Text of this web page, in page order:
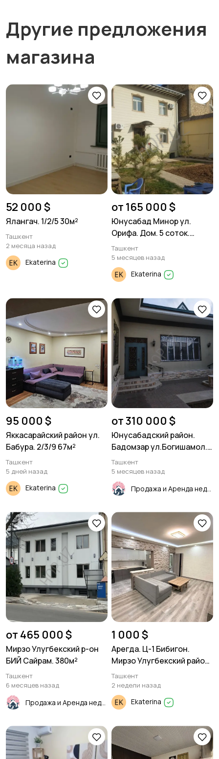
Другие предложения
магазина
52 000 $
Ялангач. 1/2/5 30м²
Ташкент
2 месяца назад
Ekaterina
от 165 000 $
Юнусабад Минор ул.
Орифа. Дом. 5 соток.
200м²
Ташкент
5 месяцев назад
Ekaterina
95 000 $
Яккасарайский район ул.
Бабура. 2/3/9 67м²
Ташкент
5 дней назад
Ekaterina
от 310 000 $
Юнусабадский район.
Бадомзар ул.Богишамол.
Продается Дом 2 - уровня.
156м².
Ташкент
5 месяцев назад
от 465 000 $
Мирзо Улугбекский р-он
БИЙ Сайрам. 380м²
Ташкент
6 месяцев назад
1 000 $
Арегда. Ц-1 Бибигон.
Мирзо Улугбекский район.
3/4/4 80м²
Ташкент
2 недели назад
Ekaterina